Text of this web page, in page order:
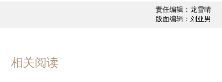
责任编辑：龙雪晴
版面编辑：刘亚男
相关阅读